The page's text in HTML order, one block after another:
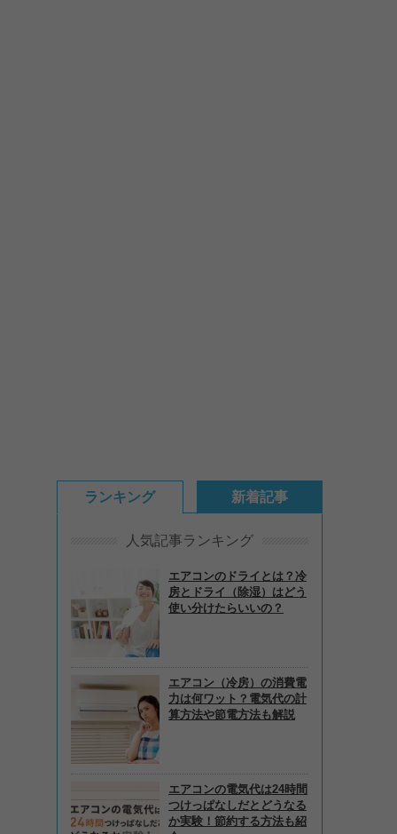
ランキング
人気記事ランキング
エアコンのドライとは？冷
房とドライ（除湿）はどう
使い分けたらいいの？
エアコン（冷房）の消費電
力は何ワット？電気代の計
算方法や節電方法も解説
エアコンの電気代は24時間
つけっぱなしだとどうなる
か実験！節約する方法も紹
新着記事